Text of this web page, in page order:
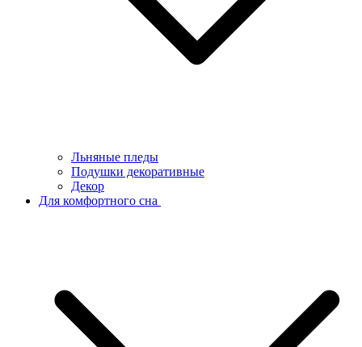
Льняные пледы
Подушки декоративные
Декор
Для комфортного сна